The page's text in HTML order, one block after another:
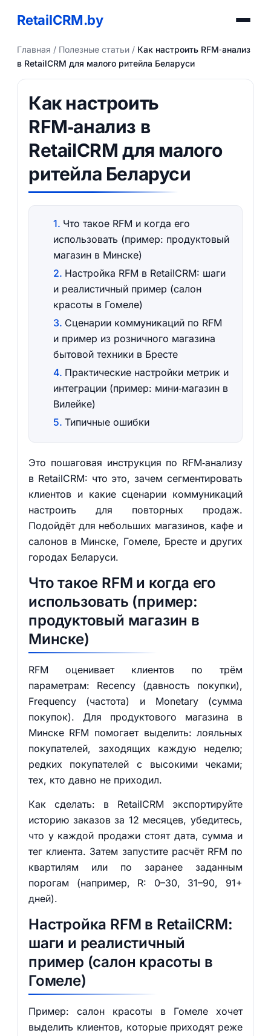
RetailCRM.by
Главная / Полезные статьи/ Как настроить RFM‑анализ
в RetailCRM для малого ритейла Беларуси
Как настроить
RFM‑анализ в
RetailCRM для малого
ритейла Беларуси
Что такое RFM и когда его
использовать (пример: продуктовый
магазин в Минске)
Настройка RFM в RetailCRM: шаги
и реалистичный пример (салон
красоты в Гомеле)
Сценарии коммуникаций по RFM
и пример из розничного магазина
бытовой техники в Бресте
Практические настройки метрик и
интеграции (пример: мини‑магазин в
Вилейке)
Типичные ошибки
Это пошаговая инструкция по RFM‑анализу
в RetailCRM: что это, зачем сегментировать
клиентов и какие сценарии коммуникаций
настроить для повторных продаж.
Подойдёт для небольших магазинов, кафе и
салонов в Минске, Гомеле, Бресте и других
городах Беларуси.
Что такое RFM и когда его
использовать (пример:
продуктовый магазин в
Минске)
RFM оценивает клиентов по трём
параметрам: Recency (давность покупки),
Frequency (частота) и Monetary (сумма
покупок). Для продуктового магазина в
Минске RFM помогает выделить: лояльных
покупателей, заходящих каждую неделю;
редких покупателей с высокими чеками;
тех, кто давно не приходил.
Как сделать: в RetailCRM экспортируйте
историю заказов за 12 месяцев, убедитесь,
что у каждой продажи стоят дата, сумма и
тег клиента. Затем запустите расчёт RFM по
квартилям или по заранее заданным
порогам (например, R: 0–30, 31–90, 91+
дней).
Настройка RFM в RetailCRM:
шаги и реалистичный
пример (салон красоты в
Гомеле)
Пример: салон красоты в Гомеле хочет
выделить клиентов, которые приходят реже